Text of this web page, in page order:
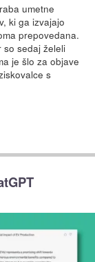
umetne
ki ga izvajajo
prepovedana.
so sedaj želeli
je šlo za objave
s